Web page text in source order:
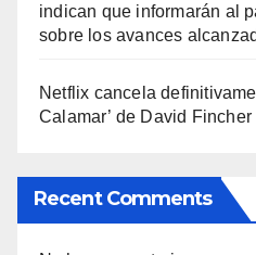
indican que informarán al
sobre los avances
Netflix cancela
Calamar’ de David Fincher
Recent Comments